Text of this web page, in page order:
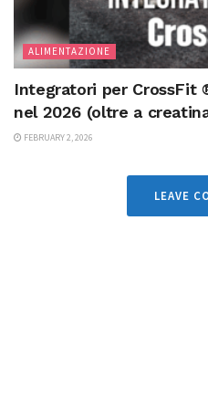
ALIMENTAZIONE
Integratori per CrossFit
nel 2026 (oltre a
FEBRUARY 2, 2026
LEAVE